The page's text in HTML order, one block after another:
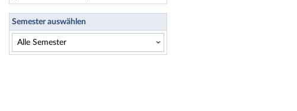
Semester auswählen